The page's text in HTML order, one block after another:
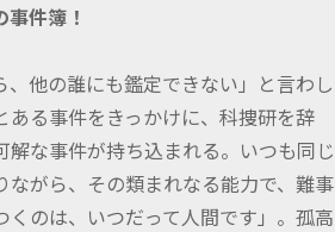
件簿！
他の誰にも鑑定できない」と言わし
る事件をきっかけに、科捜研を辞
な事件が持ち込まれる。いつも同じ
がら、その類まれなる能力で、難事
くのは、いつだって人間です」。孤高